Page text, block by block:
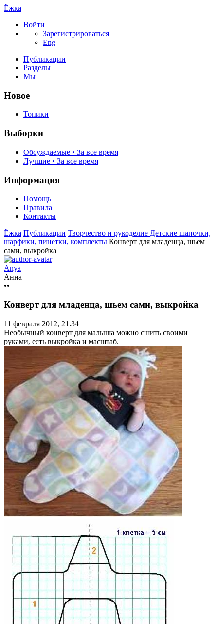
Ёжка
Войти
Зарегистрироваться
Eng
Публикации
Разделы
Мы
Новое
Топики
Выборки
Обсуждаемые • За все время
Лучшие • За все время
Информация
Помощь
Правила
Контакты
Ёжка Публикации Творчество и рукоделие Детские шапочки,
шарфики, пинетки, комплекты Конверт для младенца, шьем
сами, выкройка
Anya
Анна
••
Конверт для младенца, шьем сами, выкройка
11 февраля 2012, 21:34
Необычный конверт для малыша можно сшить своими
руками, есть выкройка и масштаб.